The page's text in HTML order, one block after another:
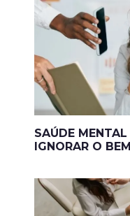
SAÚDE
IGNORAR O